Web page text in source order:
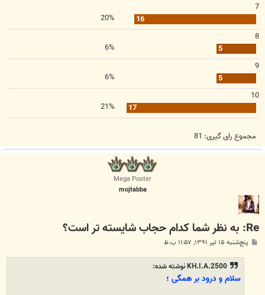
7
16
20%
8
5
6%
9
5
6%
10
17
21%
مجموع رای گیری: 81
Mega Poster
mojtabba
Re: به نظر شما کدام حجاب شایسته تر است؟
پ پنج‌شنبه ۱۵ تیر ۱۳۹۱, ۱۱:۵۷ ب.ظ
KH.I.A.2500 نوشته شده:
سلام و درود بر همگی ؛